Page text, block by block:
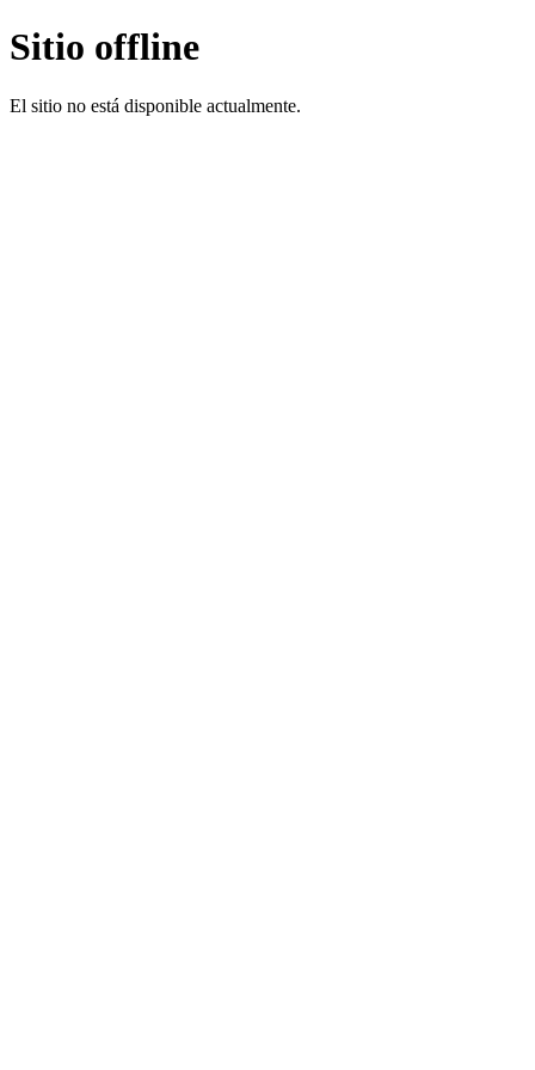
Sitio offline
El sitio no está disponible actualmente.